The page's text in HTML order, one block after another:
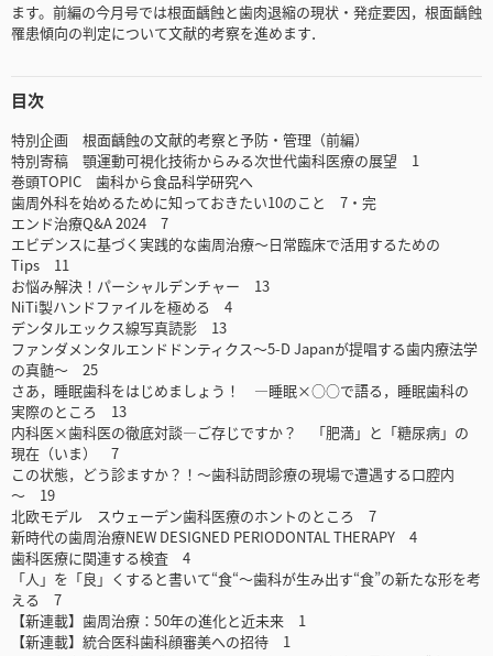
ます。前編の今月号では根面齲蝕と歯肉退縮の現状・発症要因，根面齲蝕
罹患傾向の判定について文献的考察を進めます．
目次
特別企画 根面齲蝕の文献的考察と予防・管理（前編）
特別寄稿 顎運動可視化技術からみる次世代歯科医療の展望 1
巻頭TOPIC 歯科から食品科学研究へ
歯周外科を始めるために知っておきたい10のこと 7・完
エンド治療Q&A 2024 7
エビデンスに基づく実践的な歯周治療～日常臨床で活用するための
Tips 11
お悩み解決！パーシャルデンチャー 13
NiTi製ハンドファイルを極める 4
デンタルエックス線写真読影 13
ファンダメンタルエンドドンティクス～5-D Japanが提唱する歯内療法学
の真髄～ 25
さあ，睡眠歯科をはじめましょう！ ―睡眠×○○で語る，睡眠歯科の
実際のところ 13
内科医×歯科医の徹底対談―ご存じですか？ 「肥満」と「糖尿病」の
現在（いま） 7
この状態，どう診ますか？！～歯科訪問診療の現場で遭遇する口腔内
～ 19
北欧モデル スウェーデン歯科医療のホントのところ 7
新時代の歯周治療NEW DESIGNED PERIODONTAL THERAPY 4
歯科医療に関連する検査 4
「人」を「良」くすると書いて“食“～歯科が生み出す“食”の新たな形を考
える 7
【新連載】歯周治療：50年の進化と近未来 1
【新連載】統合医科歯科顔審美への招待 1